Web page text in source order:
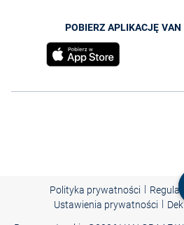
POBIERZ APLIKACJĘ VAN
Polityka prywatności |
Ustawienia prywatności |